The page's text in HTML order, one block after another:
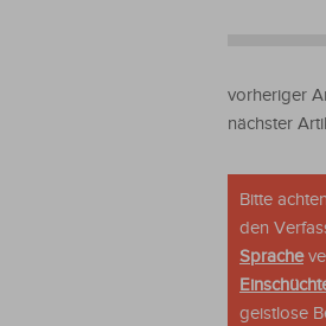
vorheriger
nächster
Bitte
den
Sprache
geistlose